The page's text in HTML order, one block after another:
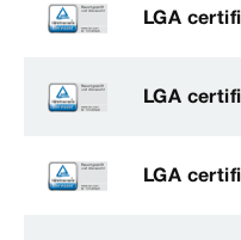
LGA
LGA
LGA